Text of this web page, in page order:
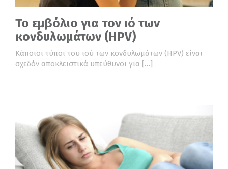
Το εμβόλιο για τον ιό των
κονδυλωμάτων (HPV)
Κάποιοι τύποι του ιού των κονδυλωμάτων (HPV) είναι
σχεδόν αποκλειστικά υπεύθυνοι για […]